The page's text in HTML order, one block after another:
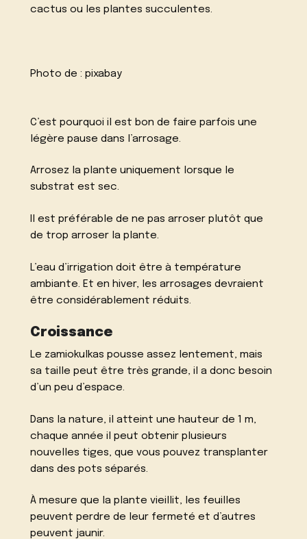
cactus ou les plantes succulentes.
Photo de :pixabay
C’est pourquoi il est bon de faire parfois une
légère pause dans l’arrosage.
Arrosez la plante uniquement lorsque le
substrat est sec.
Il est préférable de ne pas arroser plutôt que
de trop arroser la plante.
L’eau d’irrigation doit être à température
ambiante. Et en hiver, les arrosages devraient
être considérablement réduits.
Croissance
Le zamiokulkas pousse assez lentement, mais
sa taille peut être très grande, il a donc besoin
d’un peu d’espace.
Dans la nature, il atteint une hauteur de 1 m,
chaque année il peut obtenir plusieurs
nouvelles tiges, que vous pouvez transplanter
dans des pots séparés.
À mesure que la plante vieillit, les feuilles
peuvent perdre de leur fermeté et d’autres
peuvent jaunir.